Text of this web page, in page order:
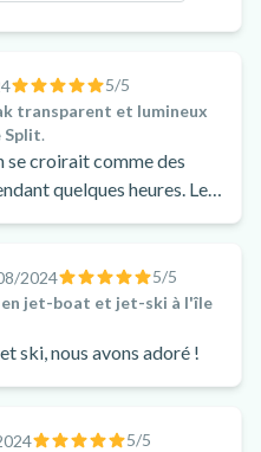
5/5
transparent et lumineux
Split.
se croirait comme des
quelques heures. Le
2024 5/5
en jet-boat et jet-ski à l'île
ski, nous avons adoré !
5/5